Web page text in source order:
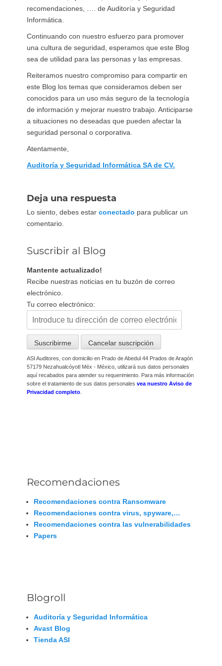
recomendaciones, …. de Auditoría y Seguridad
Informática.
Continuando con nuestro esfuerzo para promover
una cultura de seguridad, esperamos que este Blog
sea de utilidad para las personas y las empresas.
Reiteramos nuestro compromiso para compartir en
este Blog los temas que consideramos deben ser
conocidos para un uso más seguro de la tecnología
de información y mejorar nuestro trabajo. Anticiparse
a situaciones no deseadas que pueden afectar la
seguridad personal o corporativa.
Atentamente,
Auditoría y Seguridad Informática SA de CV.
Deja una respuesta
Lo siento, debes estar conectado para publicar un
comentario.
Suscribir al Blog
Mantente actualizado!
Recibe nuestras noticias en tu buzón de correo
electrónico.
Tu correo electrónico:
ASI Auditores, con domicilio en Prado de Abedul 44 Prados de Aragón
57179 Nezahualcóyotl Méx - México, utilizará sus datos personales
aquí recabados para atender su requerimiento. Para más información
sobre el tratamiento de sus datos personales vea nuestro Aviso de
Privacidad completo
Recomendaciones
Recomendaciones contra Ransomware
Recomendaciones contra virus, spyware,…
Recomendaciones contra las vulnerabilidades
Papers
Blogroll
Auditoría y Seguridad Informática
Avast Blog
Tienda ASI